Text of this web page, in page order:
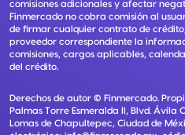
comisiones adicionales y afectar
Finmercado no cobra comisión al
de firmar cualquier contrato de
proveedor correspondiente la
comisiones, cargos aplicables,
del crédito.
Derechos de autor © Finmercado.
Palmas Torre Esmeralda II, Blvd. Ávila
Lomas de Chapultepec, Ciudad de